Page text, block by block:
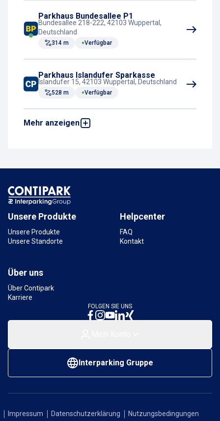
Parkhaus Bundesallee P1
Bundesallee 218-222, 42103 Wuppertal,
Deutschland
314 m Verfügbar
Parkhaus Islandufer Sparkasse
Islandufer 15, 42103 Wuppertal, Deutschland
528 m Verfügbar
Mehr anzeigen
Tiefgarage Johannisberg
Parkhaus Alter Markt
Steinweg 2, 42275 Wuppertal, Deutschland
3,4 km
Unsere Produkte
Unsere Produkte
Unsere Standorte
Helpcenter
FAQ
Kontakt
Über uns
Über Contipark
Karriere
FOLGEN SIE UNS
Interparking Gruppe
Impressum Datenschutzerklärung Nutzungsbedingungen